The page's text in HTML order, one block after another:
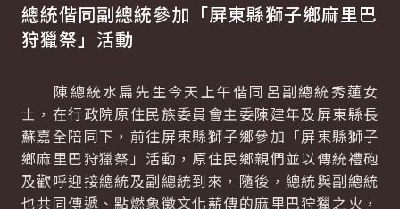
總統偕同副總統參加「屏東縣獅子鄉麻里巴
狩獵祭」活動
陳總統水扁先生今天上午偕同呂副總統秀蓮女
士，在行政院原住民族委員會主委陳建年及屏東縣長
蘇嘉全陪同下，前往屏東縣獅子鄉參加「屏東縣獅子
鄉麻里巴狩獵祭」活動，原住民鄉親們並以傳統禮砲
及歡呼迎接總統及副總統到來，隨後，總統與副總統
也共同傳遞、點燃象徵文化薪傳的麻里巴狩獵之火，